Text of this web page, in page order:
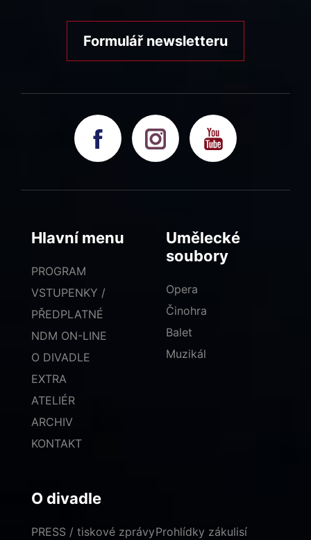
Formulář newsletteru
Hlavní menu
PROGRAM
VSTUPENKY /
PŘEDPLATNÉ
NDM ON-LINE
O DIVADLE
EXTRA
ATELIÉR
ARCHIV
KONTAKT
Umělecké
soubory
Opera
Činohra
Balet
Muzikál
O divadle
PRESS / tiskové zprávyProhlídky zákulisí